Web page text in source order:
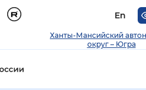
En
Ханты-Мансийский
округ – Югра